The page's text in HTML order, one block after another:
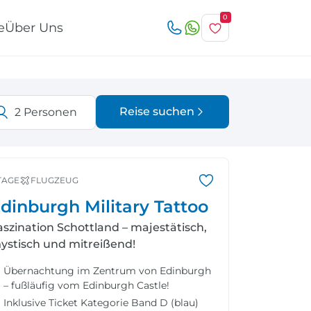
Über Uns
0
Schweiz
Nordeuropa
FLUGZEUG
Military Tattoo
Schottland – majestätisch,
und mitreißend!
Übernachtung im Zentrum von Edinburgh
– fußläufig vom Edinburgh Castle!
Inklusive Ticket Kategorie Band D (blau)